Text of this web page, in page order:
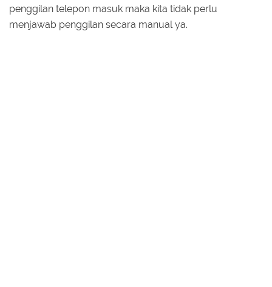
penggilan telepon masuk maka kita tidak perlu
menjawab penggilan secara manual ya.